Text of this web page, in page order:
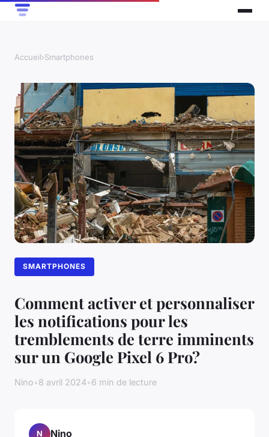
Accueil›Smartphones
SMARTPHONES
Comment activer et personnaliser
les notifications pour les
tremblements de terre imminents
sur un Google Pixel 6 Pro?
Nino•8 avril 2024•6 min de lecture
N Nino